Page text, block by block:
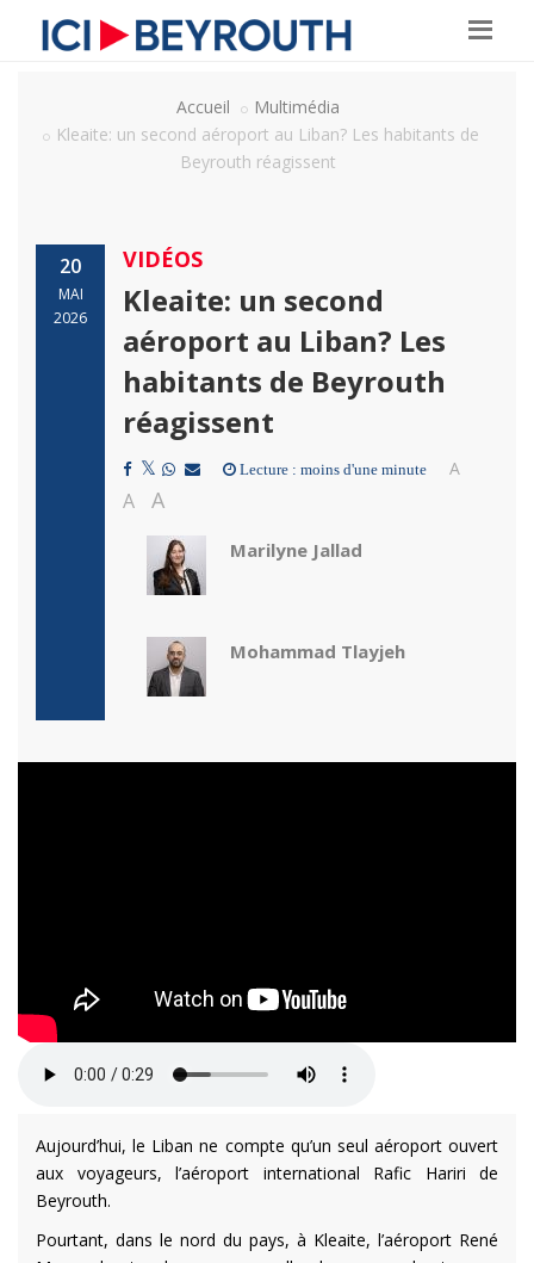
Accueil
Multimédia
Kleaite: un second aéroport au Liban? Les habitants de
Beyrouth réagissent
20
MAI
2026
VIDÉOS
Kleaite: un second
aéroport au Liban? Les
habitants de Beyrouth
réagissent
Lecture : moins d'une minute A
A A
Marilyne Jallad
Mohammad Tlayjeh
Aujourd’hui, le Liban ne compte qu’un seul aéroport ouvert
aux voyageurs, l’aéroport international Rafic Hariri de
Beyrouth.
Pourtant, dans le nord du pays, à Kleaite, l’aéroport René